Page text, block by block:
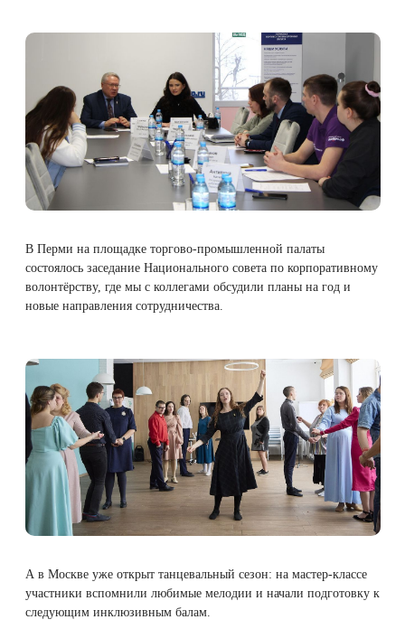
В Перми на площадке торгово-промышленной палаты
состоялось заседание Национального совета по корпоративному
волонтёрству, где мы с коллегами обсудили планы на год и
новые направления сотрудничества.
А в Москве уже открыт танцевальный сезон: на мастер-классе
участники вспомнили любимые мелодии и начали подготовку к
следующим инклюзивным балам.